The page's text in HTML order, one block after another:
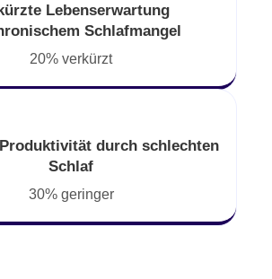
Lebenserwartung
Schlafmangel
20% verkürzt
durch schlechten
Schlaf
30% geringer